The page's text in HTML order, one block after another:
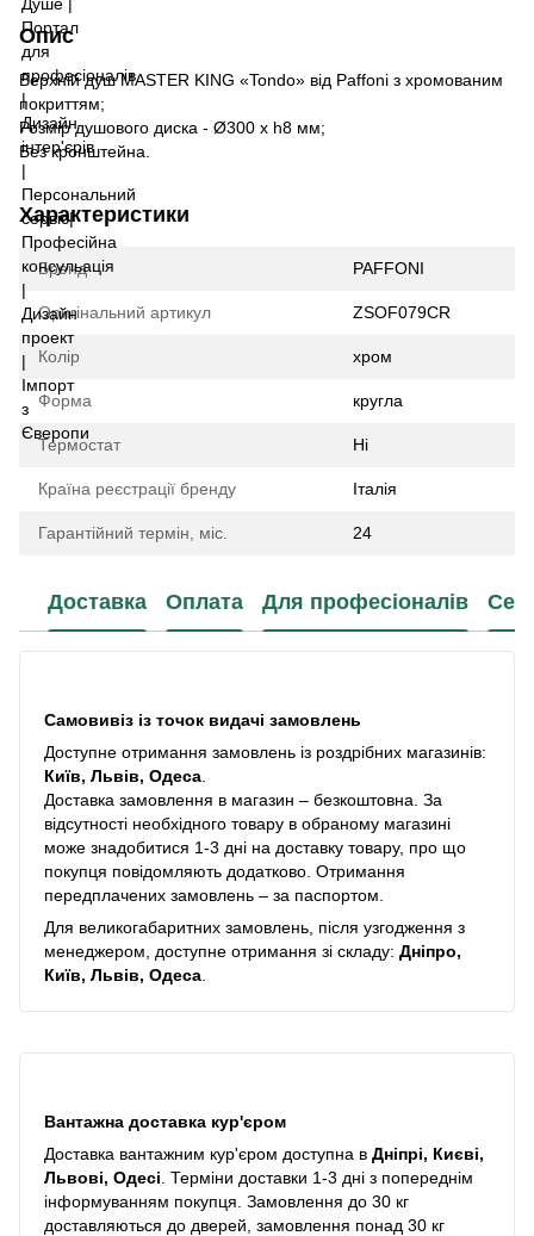
Опис
Верхній душ MASTER KING «Tondo» від Paffoni з хромованим
покриттям;
Розмір душового диска - Ø300 х h8 мм;
Без кронштейна.
Характеристики
Бренд PAFFONI
Оригінальний артикул ZSOF079CR
Колір хром
Форма кругла
Термостат Ні
Країна реєстрації бренду Італія
Гарантійний термін, міс. 24
Доставка Оплата Для професіоналів
Самовивіз із точок видачі замовлень
Доступне отримання замовлень із роздрібних магазинів:
Київ, Львів, Одеса
Доставка замовлення в магазин – безкоштовна. За
відсутності необхідного товару в обраному магазині
може знадобитися 1-3 дні на доставку товару, про що
покупця повідомляють додатково. Отримання
передплачених замовлень – за паспортом.
Для великогабаритних замовлень, після узгодження з
менеджером, доступне отримання зі складу: Дніпро,
Київ, Львів, Одеса
Вантажна доставка кур'єром
Доставка вантажним кур'єром доступна в Дніпрі, Києві,
Львові, Одесі . Терміни доставки 1-3 дні з попереднім
інформуванням покупця. Замовлення до 30 кг
доставляються до дверей, замовлення понад 30 кг